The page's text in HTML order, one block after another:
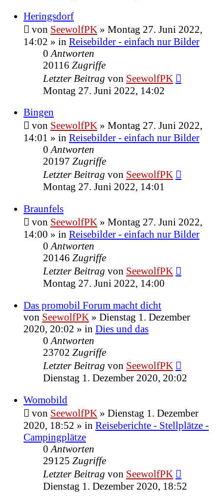
Heringsdorf
von SeewolfPK » Montag 27. Juni 2022,
14:02 » in Reisebilder - einfach nur Bilder
0 Antworten
20116 Zugriffe
Letzter Beitrag von SeewolfPK
Montag 27. Juni 2022, 14:02
Bingen
von SeewolfPK » Montag 27. Juni 2022,
14:01 » in Reisebilder - einfach nur Bilder
0 Antworten
20197 Zugriffe
Letzter Beitrag von SeewolfPK
Montag 27. Juni 2022, 14:01
Braunfels
von SeewolfPK » Montag 27. Juni 2022,
14:00 » in Reisebilder - einfach nur Bilder
0 Antworten
20146 Zugriffe
Letzter Beitrag von SeewolfPK
Montag 27. Juni 2022, 14:00
Das promobil Forum macht dicht
von SeewolfPK » Dienstag 1. Dezember
2020, 20:02 » in Dies und das
0 Antworten
23702 Zugriffe
Letzter Beitrag von SeewolfPK
Dienstag 1. Dezember 2020, 20:02
Womobild
von SeewolfPK » Dienstag 1. Dezember
2020, 18:52 » in Reiseberichte - Stellplätze -
Campingplätze
0 Antworten
29125 Zugriffe
Letzter Beitrag von SeewolfPK
Dienstag 1. Dezember 2020, 18:52